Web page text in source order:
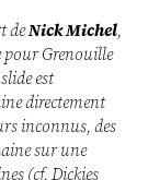
deNick Michel,
pour Grenouille
est
directement
inconnus, des
sur une
(cf. Dickies